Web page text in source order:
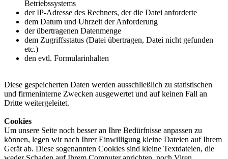
Betriebssystems
der IP-Adresse des Rechners, der die Datei anforderte
dem Datum und Uhrzeit der Anforderung
der übertragenen Datenmenge
dem Zugriffsstatus (Datei übertragen, Datei nicht gefunden
etc.)
den evtl. Formularinhalten
Diese gespeicherten Daten werden ausschließlich zu statistischen
und firmeninterne Zwecken ausgewertet und auf keinen Fall an
Dritte weitergeleitet.
Cookies
Um unsere Seite noch besser an Ihre Bedürfnisse anpassen zu
können, legen wir nach Ihrer Einwilligung kleine Dateien auf Ihrem
Gerät ab. Diese sogenannten Cookies sind kleine Textdateien, die